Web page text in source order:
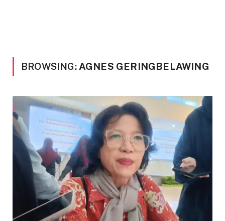
BROWSING: AGNES GERINGBELAWING